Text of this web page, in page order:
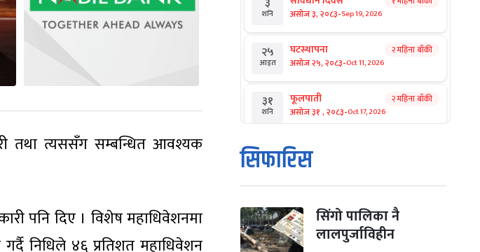
तथा त्यससँग सम्बन्धित आवश्यक
पनि दिए । विशेष महाधिवेशनमा
निधिले ४६ प्रतिशत महाधिवेशन
शनि असोज ३, २०८३-Sep 19, 2026
२५
आइत
घटस्थापना
असोज २५, २०८३-Oct 11, 2026
२ महिना बाँकी
३१
शनि
फूलपाती
असोज ३१ , २०८३-Oct 17, 2026
२ महिना बाँकी
१
आइत
कार्तिक सङ्क्रान्ति
कार्तिक १, २०८३
मंगल कार्तिक ३, २०८३- Oct 20, 2026
विजयादशमी
सिफारिस
सिंगो पालिका नै
लालपुर्जाविहीन